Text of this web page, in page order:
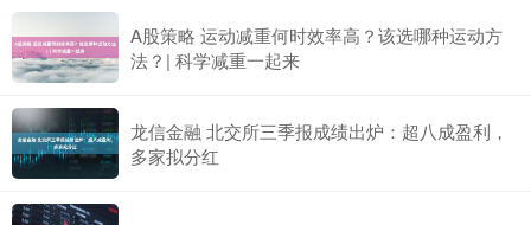
A股策略 运动减重何时效率高？该选哪种运动方
法？| 科学减重一起来
龙信金融 北交所三季报成绩出炉：超八成盈利，
多家拟分红